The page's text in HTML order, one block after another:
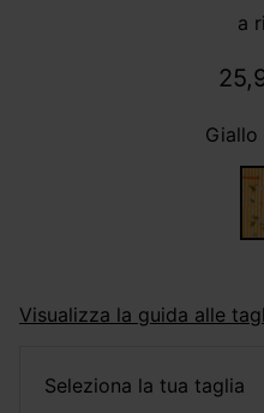
a
Giallo
Visualizza la guida alle
seleziona la tua taglia